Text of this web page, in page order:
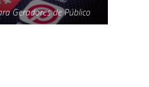
Geradores de Público